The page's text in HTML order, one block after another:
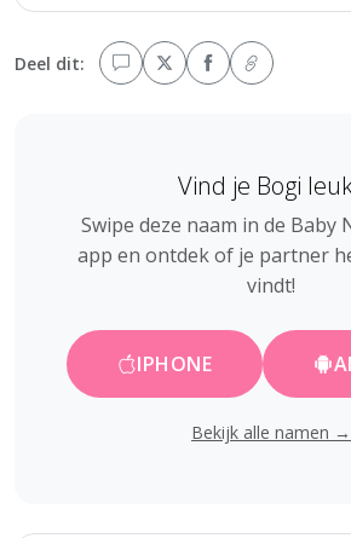
Deel dit:
Vind je Bogi
Swipe deze naam in de Baby
app en ontdek of je partner
vindt!
IPHONE
Bekijk alle namen →